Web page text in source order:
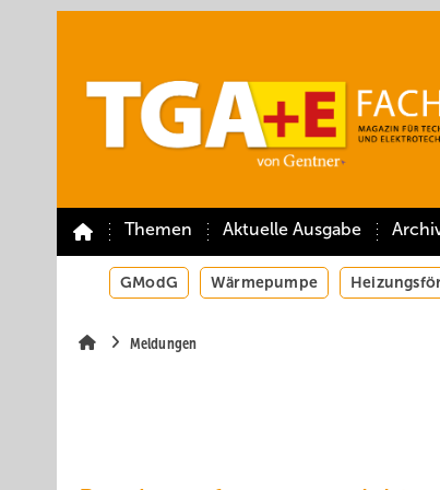
Themen Aktuelle Ausgabe
GModG Wärmepumpe
Meldungen